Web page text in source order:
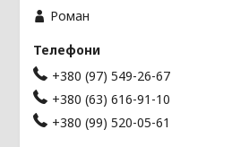
Роман
+380 (97) 549-26-67
+380 (63) 616-91-10
+380 (99) 520-05-61